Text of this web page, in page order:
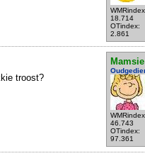
18.714
OTindex:
2.861
Mamsie
46.743
OTindex:
97.361
troost?